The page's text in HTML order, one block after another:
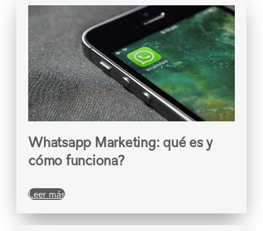
Whatsapp Marketing: qué es y
cómo funciona?
Leer más